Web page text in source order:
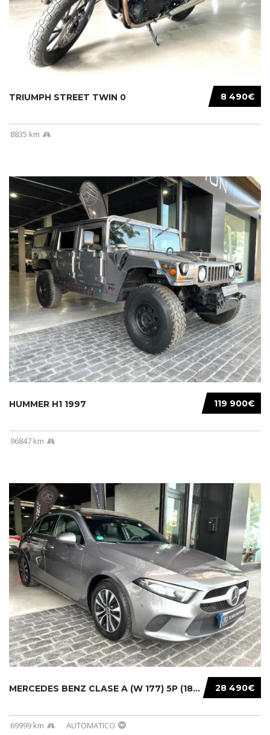
8 490€
TRIUMPH STREET TWIN 0
8835 km
119 900€
HUMMER H1 1997
96847 km
28 490€
MERCEDES BENZ CLASE A (W 177) 5P (18-) 2020....
69999 km AUTOMATICO